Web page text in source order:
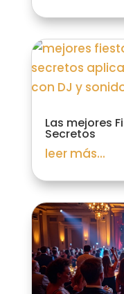
Las mejores
Secretos
leer más...